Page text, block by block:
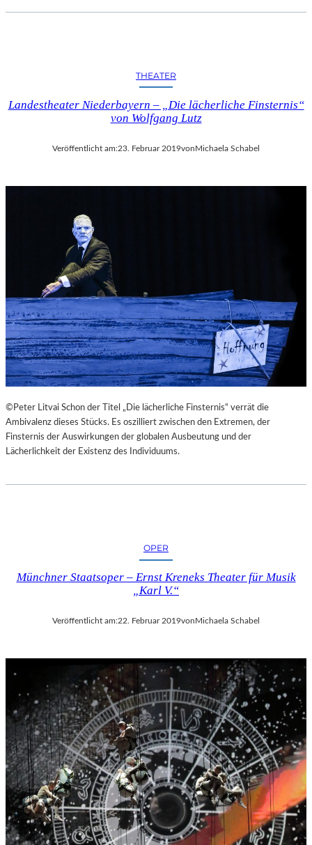
THEATER
Landestheater Niederbayern – „Die lächerliche Finsternis“
von Wolfgang Lutz
Veröffentlicht am:23. Februar 2019vonMichaela Schabel
©Peter Litvai Schon der Titel „Die lächerliche Finsternis“ verrät die
Ambivalenz dieses Stücks. Es oszilliert zwischen den Extremen, der
Finsternis der Auswirkungen der globalen Ausbeutung und der
Lächerlichkeit der Existenz des Individuums.
OPER
Münchner Staatsoper – Ernst Kreneks Theater für Musik
„Karl V.“
Veröffentlicht am:22. Februar 2019vonMichaela Schabel